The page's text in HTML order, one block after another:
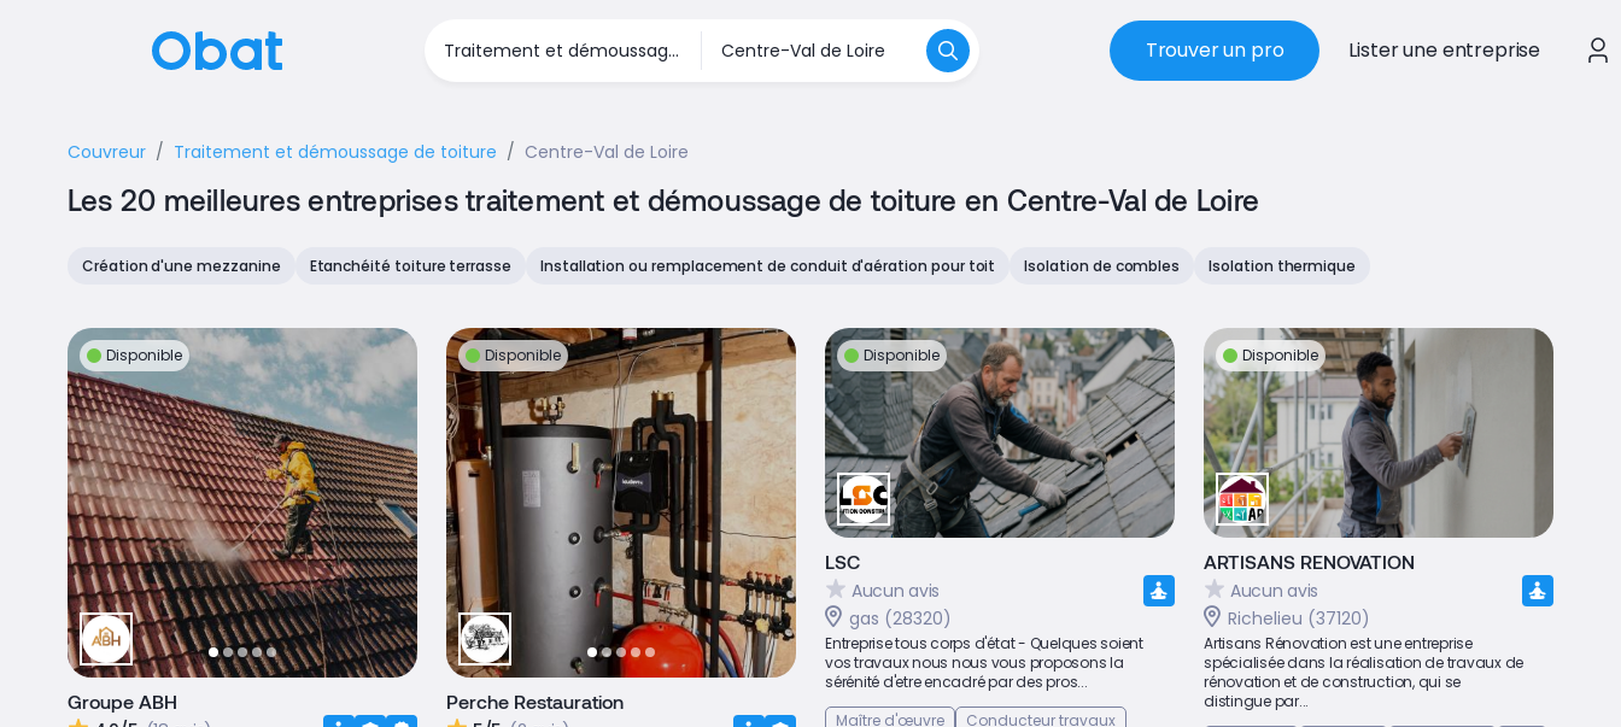
Trouver un pro Lister une entreprise
Couvreur Traitement et démoussage de toiture Centre-Val de Loire
Les 20 meilleures entreprises traitement et démoussage de toiture en Centre-Val de Loire
Création d'une mezzanine Etanchéité toiture terrasse Installation ou remplacement de conduit d'aération pour toit Isolation de combles Isolation thermique
Disponible
Groupe ABH
Disponible
Perche Restauration
Disponible
LSC
Aucun avis
gas (28320)
Entreprise tous corps d'état - Quelques soient
vos travaux nous nous vous proposons la
sérénité d'etre encadré par des pros...
Maître d'œuvre
Conducteur travaux
Disponible
ARTISANS RENOVATION
Aucun avis
Richelieu (37120)
Artisans Rénovation est une entreprise
spécialisée dans la réalisation de travaux de
rénovation et de construction, qui se
distingue par...